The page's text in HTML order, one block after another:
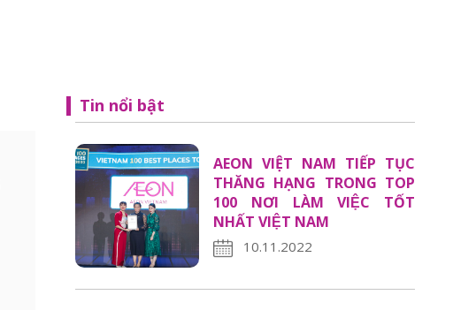
Tin nổi bật
AEON VIỆT NAM TIẾP TỤC
THĂNG HẠNG TRONG TOP
100 NƠI LÀM VIỆC TỐT
NHẤT VIỆT NAM
10.11.2022